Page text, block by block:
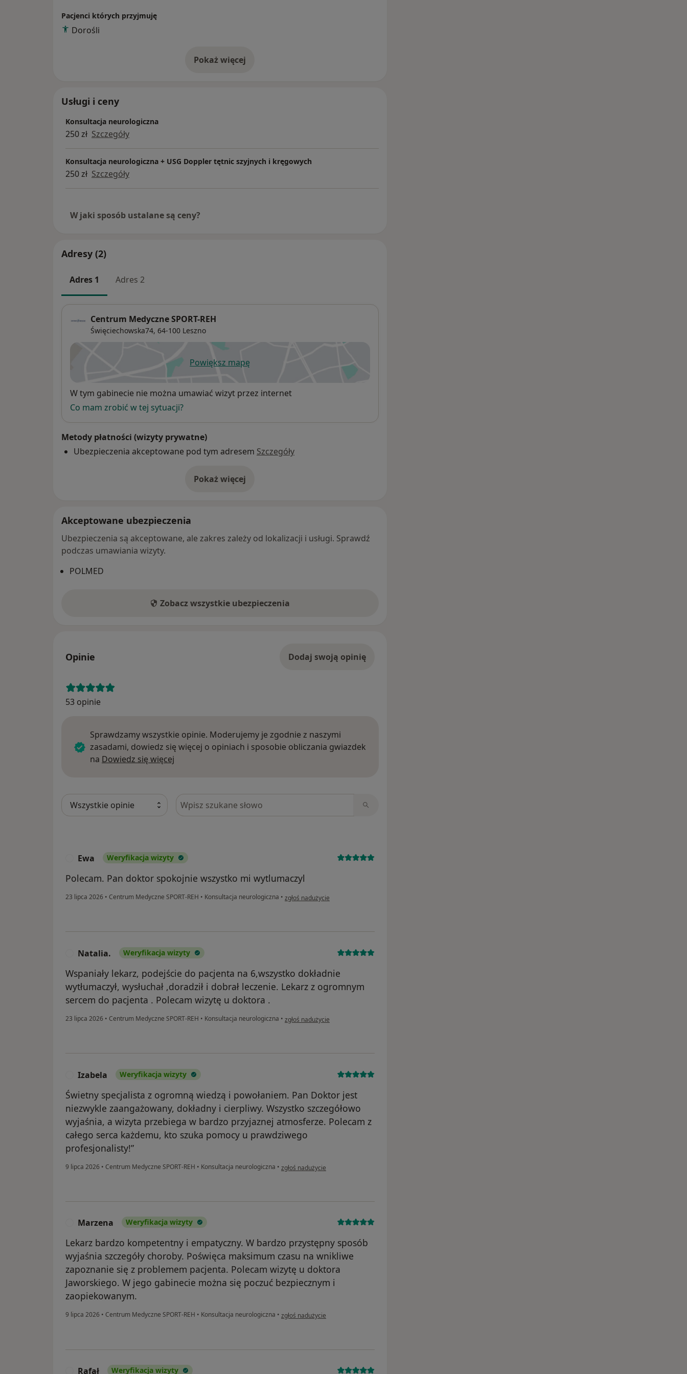
Pacjenci których przyjmuję
Dorośli
Pokaż więcejo doświadczeniu
Usługi i ceny
Konsultacja neurologiczna
250 zł Szczegóły
Konsultacja neurologiczna + USG Doppler tętnic szyjnych i kręgowych
250 zł Szczegóły
W jaki sposób ustalane są ceny?
Adresy (2)
Adres 1 Adres 2
Centrum Medyczne SPORT-REH
Święciechowska74, 64-100 Leszno
Powiększ mapęotwiera się w nowej karcie
Dostępność
W tym gabinecie nie można umawiać wizyt przez internet
Co mam zrobić w tej sytuacji?
Metody płatności (wizyty prywatne)
Ubezpieczenia akceptowane pod tym adresem Szczegóły
Pokaż więcej
o adresie
Akceptowane ubezpieczenia
Ubezpieczenia są akceptowane, ale zakres zależy od lokalizacji i usługi. Sprawdź
podczas umawiania wizyty.
POLMED
Zobacz wszystkie ubezpieczenia
Opinie Dodaj swoją opinię
53 opinie
Sprawdzamy wszystkie opinie. Moderujemy je zgodnie z naszymi
zasadami, dowiedz się więcej o opiniach i sposobie obliczania gwiazdek
na Dowiedz się więcej
Szukaj w opiniach
Ewa Weryfikacja wizyty
Polecam. Pan doktor spokojnie wszystko mi wytlumaczyl
23 lipca 2026 • Centrum Medyczne SPORT-REH • Konsultacja neurologiczna • w opinii użytkownika Ewa
zgłoś nadużycie
Natalia. Weryfikacja wizyty
Wspaniały lekarz, podejście do pacjenta na 6,wszystko dokładnie
wytłumaczył, wysłuchał ,doradził i dobrał leczenie. Lekarz z ogromnym
sercem do pacjenta . Polecam wizytę u doktora .
23 lipca 2026 • Centrum Medyczne SPORT-REH • Konsultacja neurologiczna • w opinii użytkownika Natalia.
zgłoś nadużycie
Izabela Weryfikacja wizyty
Świetny specjalista z ogromną wiedzą i powołaniem. Pan Doktor jest
niezwykle zaangażowany, dokładny i cierpliwy. Wszystko szczegółowo
wyjaśnia, a wizyta przebiega w bardzo przyjaznej atmosferze. Polecam z
całego serca każdemu, kto szuka pomocy u prawdziwego
profesjonalisty!”
9 lipca 2026 • Centrum Medyczne SPORT-REH • Konsultacja neurologiczna • w opinii użytkownika Izabela
zgłoś nadużycie
Marzena Weryfikacja wizyty
Lekarz bardzo kompetentny i empatyczny. W bardzo przystępny sposób
wyjaśnia szczegóły choroby. Poświęca maksimum czasu na wnikliwe
zapoznanie się z problemem pacjenta. Polecam wizytę u doktora
Jaworskiego. W jego gabinecie można się poczuć bezpiecznym i
zaopiekowanym.
9 lipca 2026 • Centrum Medyczne SPORT-REH • Konsultacja neurologiczna • w opinii użytkownika Marzena
zgłoś nadużycie
Rafał Weryfikacja wizyty